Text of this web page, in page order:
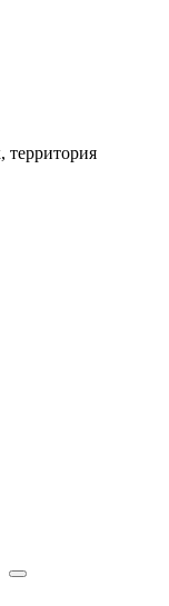
территория